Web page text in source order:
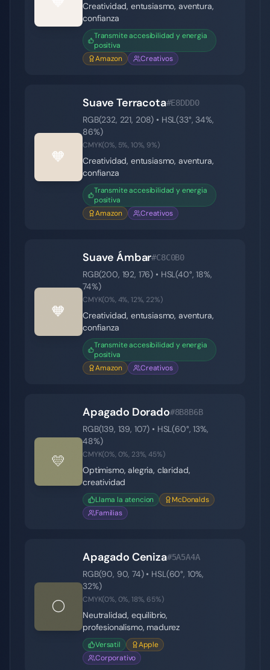
Creatividad, entusiasmo, aventura,
confianza
Transmite accesibilidad y energia
positiva
Amazon
Creativos
🧡
Suave Terracota#E8DDD0
RGB(232, 221, 208) • HSL(33°,34%,
86%)
CMYK(0%, 5%,10%, 9%)
Creatividad, entusiasmo, aventura,
confianza
Transmite accesibilidad y energia
positiva
Amazon
Creativos
🧡
Suave Ámbar#C8C0B0
RGB(200, 192, 176) • HSL(40°,18%,
74%)
CMYK(0%,4%,12%, 22%)
Creatividad, entusiasmo, aventura,
confianza
Transmite accesibilidad y energia
positiva
Amazon
Creativos
💛
Apagado Dorado#8B8B6B
RGB(139, 139, 107) • HSL(60°,13%,
48%)
CMYK(0%,0%, 23%,45%)
Optimismo, alegria, claridad,
creatividad
Llama la atencion
McDonalds
Familias
⚪
Apagado Ceniza#5A5A4A
RGB(90, 90,74) • HSL(60°, 10%,
32%)
CMYK(0%,0%,18%, 65%)
Neutralidad, equilibrio,
profesionalismo, madurez
Versatil
Apple
Corporativo